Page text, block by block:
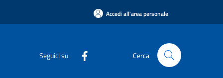
Accedi all'area personale
Seguici su Cerca